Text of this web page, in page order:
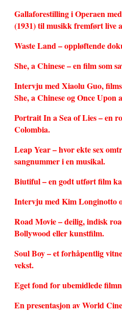
Gallaforestilling i Operaen
(1931) til musikk fremført live
Waste Land – oppløftende
She, a Chinese – en film som
Intervju med Xiaolu Guo,
She, a Chinese og Once
Portrait In a Sea of Lies – en
Colombia.
Leap Year – hvor ekte sex
sangnummer i en musikal.
Biutiful – en godt utført film
Intervju med Kim Longinotto
Road Movie – deilig, indisk
Bollywood eller kunstfilm.
Soul Boy – et forhåpentlig
vekst.
Eget fond for ubemidlede
En presentasjon av World